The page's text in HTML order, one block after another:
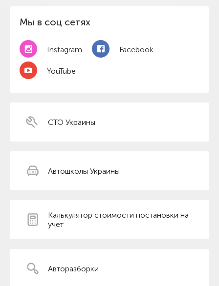
Мы в соц сетях
Instagram Facebook
YouTube
СТО Украины
Автошколы Украины
Калькулятор стоимости постановки на
учет
Авторазборки